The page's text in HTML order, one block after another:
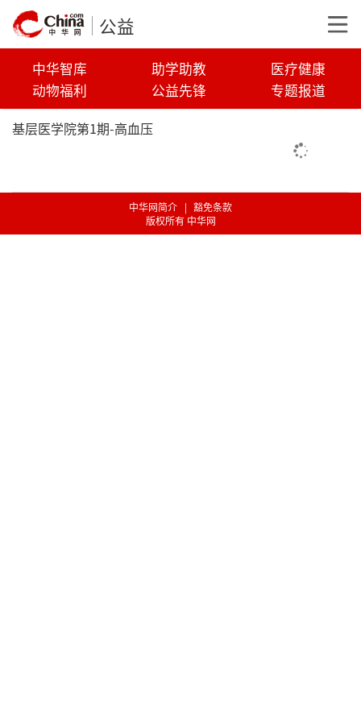
公益
中华智库 助学助教
医疗健康
动物福利
公益先锋
专题报道
基层医学院第1期-高血压
中华网简介 | 豁免条款
版权所有 中华网